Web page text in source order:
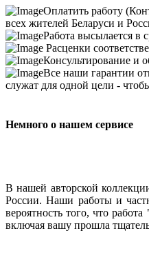
Оплатить работу
всех жителей Беларуси и
Работа высылается в
Расценки
Консультирование и
Все наши гарантии
служат для одной цели -
Немного о нашем сервисе
В нашей авторской
России. Наши работы и
вероятность того, что
включая вашу прошла